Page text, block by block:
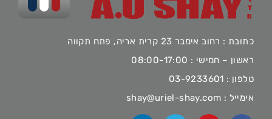
כתובת : רחוב אימבר 23 קרית אריה, פתח תקווה
ראשון – חמישי : 08:00-17:00
טלפון : 03-9233601
אימייל : shay@uriel-shay.com